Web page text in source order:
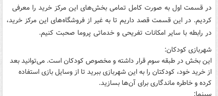
در قسمت اول به صورت کامل تمامی بخش‌های این مرکز خرید را معرفی
کردیم. در این قسمت قصد داریم تا به غیر از فروشگاه‌های این مرکز خرید،
در رابطه با سایر امکانات تفریحی و خدماتی پروما صحبت کنیم.
شهربازی کودکان:
این بخش در طبقه سوم قرار داشته و مخصوص کودکان است. می‌توانید بعد
از خرید خود، کودکتان را به این شهربازی ببرید تا از وسایل بازی استفاده
کرده و خاطره ماندگاری برای آن‌ها بسازید.
سینما: